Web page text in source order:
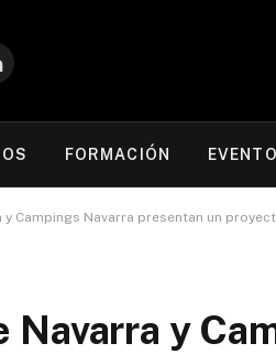
FORMACIÓN
y Campings Navarra presentan un
Navarra y